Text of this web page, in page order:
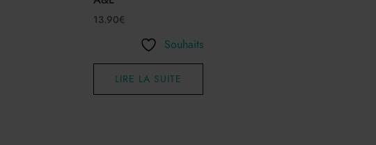
13.90€
Souhaits
LIRE LA SUITE